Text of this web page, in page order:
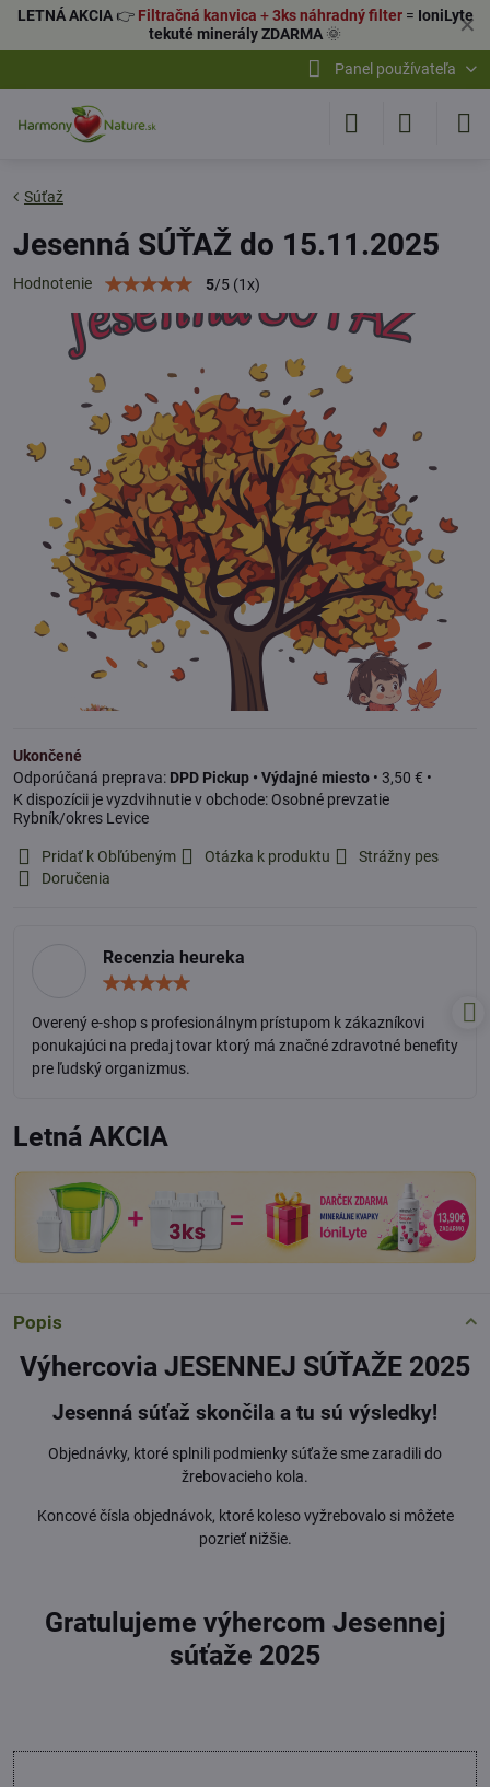
✕
LETNÁ AKCIA👉 Filtračná kanvica +3ks náhradný filter= IoniLyte
tekuté minerály ZDARMA 🌞
Panel používateľa
Súťaž
Jesenná SÚŤAŽ do 15.11.2025
Hodnotenie 5/5 (1x)
Ukončené
DPD Pickup • Výdajné miesto • 3,50 € •
Osobné prevzatie
Rybník/okres Levice
Pridať k Obľúbeným Otázka k produktu
Strážny pes
Doručenia
Recenzia heureka
5
Overený e-shop s profesionálnym prístupom k zákazníkovi
ponukajúci na predaj tovar ktorý má značné zdravotné benefity
pre ľudský organizmus.
Letná AKCIA
Popis
Výhercovia JESENNEJ SÚŤAŽE 2025
Jesenná súťaž skončila a tu sú výsledky!
Objednávky, ktoré splnili podmienky súťaže sme zaradili do
žrebovacieho kola.
Koncové čísla objednávok, ktoré koleso vyžrebovalo si môžete
pozrieť nižšie.
Gratulujeme výhercom Jesennej
súťaže 2025